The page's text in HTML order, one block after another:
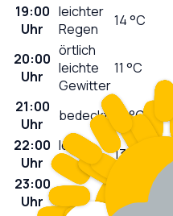
19:00
Uhr
leichter
Regen
14°C
20:00
Uhr
örtlich
leichte
Gewitter
11 °C
21:00
Uhr
bedeckt °C
22:00
Uhr
leicht
bewölkt
13°C
23:00
Uhr